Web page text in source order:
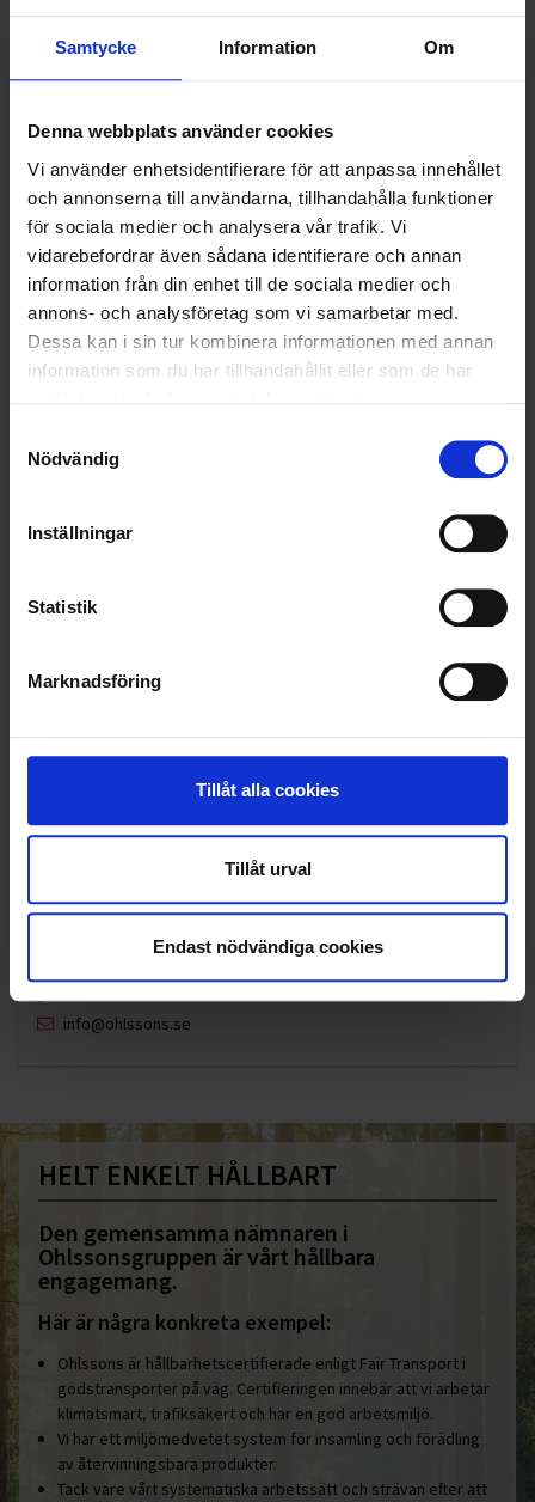
Samtycke Information Om
Denna webbplats använder cookies
Vi använder enhetsidentifierare för att anpassa innehållet
och annonserna till användarna, tillhandahålla funktioner
för sociala medier och analysera vår trafik. Vi
vidarebefordrar även sådana identifierare och annan
information från din enhet till de sociala medier och
annons- och analysföretag som vi samarbetar med.
Dessa kan i sin tur kombinera informationen med annan
information som du har tillhandahållit eller som de har
Nödvändig
Inställningar
Statistik
Marknadsföring
Tillåt alla cookies
Tillåt urval
Endast nödvändiga cookies
HÅLLBARHET
NYA UPPDRAG
OHLSSONS REGION MITT
OHLSSONS REGION SYD
OHLSSONS REGION VÄST
OHLSSONSKOLLEGOR
SAMARBETEN
KUNDTJÄNST
info@ohlssons.se
HELT ENKELT HÅLLBART
Den gemensamma nämnaren i
Ohlssonsgruppen är vårt hållbara
engagemang.
Här är några konkreta exempel:
Ohlssons är hållbarhetscertifierade enligt Fair Transport i
godstransporter på väg. Certifieringen innebär att vi arbetar
klimatsmart, trafiksäkert och har en god arbetsmiljö.
Vi har ett miljömedvetet system för insamling och förädling
av återvinningsbara produkter.
Tack vare vårt systematiska arbetssätt och strävan efter att